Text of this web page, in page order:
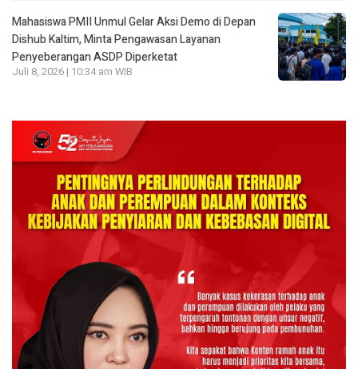
Mahasiswa PMII Unmul Gelar Aksi Demo di Depan
Dishub Kaltim, Minta Pengawasan Layanan
Penyeberangan ASDP Diperketat
Juli 8, 2026 | 10:34 am WIB